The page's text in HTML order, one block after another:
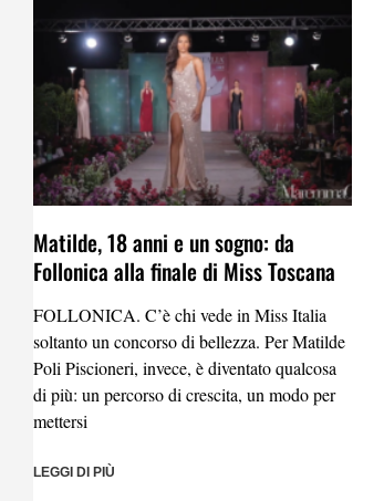
Matilde, 18 anni e un sogno: da
Follonica alla finale di Miss Toscana
FOLLONICA. C’è chi vede in Miss Italia
soltanto un concorso di bellezza. Per Matilde
Poli Piscioneri, invece, è diventato qualcosa
di più: un percorso di crescita, un modo per
mettersi
LEGGI DI PIÙ